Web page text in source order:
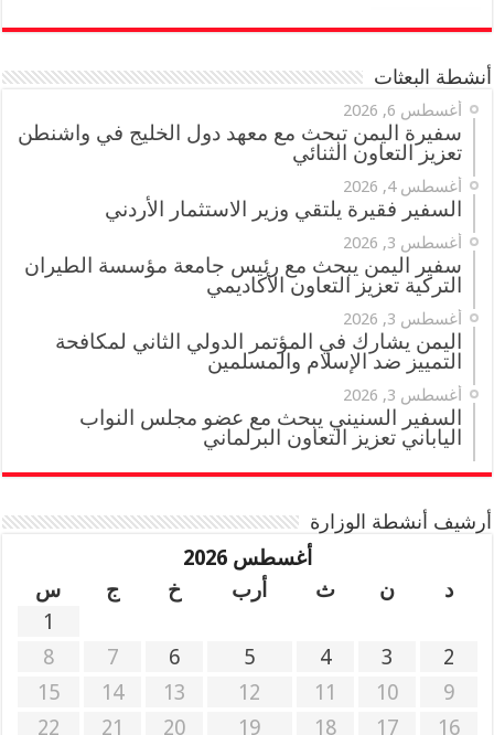
أنشطة البعثات
أغسطس 6, 2026
سفيرة اليمن تبحث مع معهد دول الخليج في واشنطن
تعزيز التعاون الثنائي
أغسطس 4, 2026
السفير فقيرة يلتقي وزير الاستثمار الأردني
أغسطس 3, 2026
سفير اليمن يبحث مع رئيس جامعة مؤسسة الطيران
التركية تعزيز التعاون الأكاديمي
أغسطس 3, 2026
اليمن يشارك في المؤتمر الدولي الثاني لمكافحة
التمييز ضد الإسلام والمسلمين
أغسطس 3, 2026
السفير السنيني يبحث مع عضو مجلس النواب
الياباني تعزيز التعاون البرلماني
أرشيف أنشطة الوزارة
أغسطس 2026
د
ن ث أرب خ ج
س
1
2
3
4
5
6
7
8
9
10
11
12
13
14
15
16
17
18
19
20
21
22